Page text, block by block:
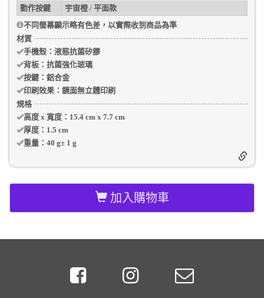
動作按鍵
宇宙橙 / 平面款
不同螢幕顯示略有色差，以實際收到商品為準
材質
手機殼：液態抗菌矽膠
背板：抗菌強化玻璃
按鍵： 鋁合金
印刷效果： 鏡面無立體印刷
規格
高度 x 寬度： 15.4 cm x 7.7 cm
厚度： 1.5 cm
重量： 40 g±1 g
加入購物車